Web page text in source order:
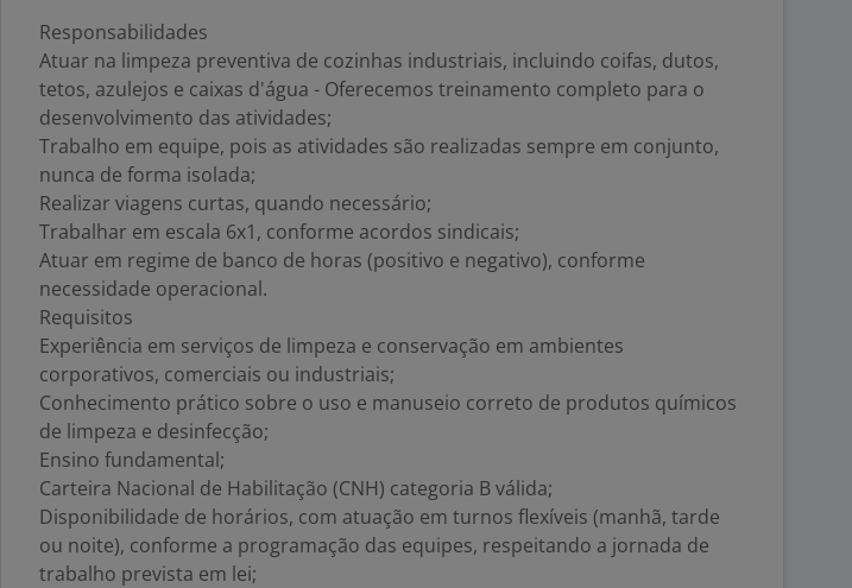
Responsabilidades
Atuar na limpeza preventiva de cozinhas industriais, incluindo coifas, dutos,
tetos, azulejos e caixas d'água - Oferecemos treinamento completo para o
desenvolvimento das atividades;
Trabalho em equipe, pois as atividades são realizadas sempre em conjunto,
nunca de forma isolada;
Realizar viagens curtas, quando necessário;
Trabalhar em escala 6x1, conforme acordos sindicais;
Atuar em regime de banco de horas (positivo e negativo), conforme
necessidade operacional.
Requisitos
Experiência em serviços de limpeza e conservação em ambientes
corporativos, comerciais ou industriais;
Conhecimento prático sobre o uso e manuseio correto de produtos químicos
de limpeza e desinfecção;
Ensino fundamental;
Carteira Nacional de Habilitação (CNH) categoria B válida;
Disponibilidade de horários, com atuação em turnos flexíveis (manhã, tarde
ou noite), conforme a programação das equipes, respeitando a jornada de
trabalho prevista em lei;